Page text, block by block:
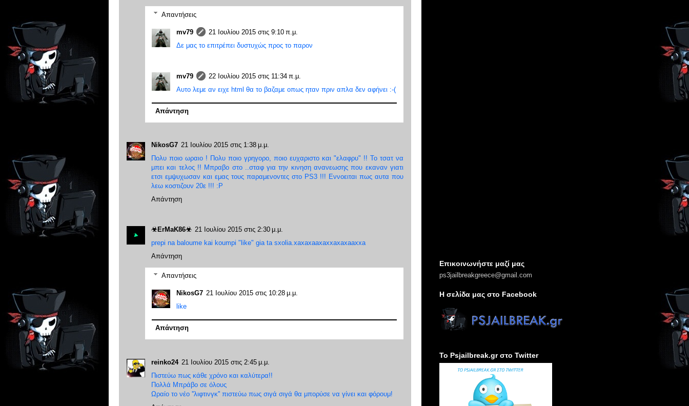
Απαντήσεις
mv79
21 Ιουλίου 2015 στις 9:10 π.μ.
Δε μας το επιτρέπει δυστυχώς προς το παρον
mv79
22 Ιουλίου 2015 στις 11:34 π.μ.
Αυτο λεμε αν ειχε html θα το βαζαμε οπως ηταν πριν απλα δεν αφήνει :-(
Απάντηση
NikosG7 21 Ιουλίου 2015 στις 1:38 μ.μ.
Πολυ ποιο ωραιο ! Πολυ ποιο γρηγορο, ποιο ευχαριστο και "ελαφρυ" !! Το τσατ να
μπει και τελος !! Μπραβο στο ..σταφ για την κινηση ανανεωσης που εκαναν γιατι
ετσι εμψυχωσαν και εμας τους παραμενοντες στο PS3 !!! Εννοειται πως αυτα που
λεω κοστιζουν 20ε !!! :P
Απάντηση
☣ErMaK86☣ 21 Ιουλίου 2015 στις 2:30 μ.μ.
prepi na baloume kai koumpi "like" gia ta sxolia.xaxaxaaxaxxaxaxaaxxa
Απάντηση
Απαντήσεις
NikosG7 21 Ιουλίου 2015 στις 10:28 μ.μ.
like
Απάντηση
reinko24 21 Ιουλίου 2015 στις 2:45 μ.μ.
Πιστεύω πως κάθε χρόνο και καλύτερα!!
Πολλά Μπράβο σε όλους
Ωραίο το νέο ''λιφτινγκ'' πιστεύω πως σιγά σιγά θα μπορύσε να γίνει και φόρουμ!
Επικοινωνήστε μαζί μας
ps3jailbreakgreece@gmail.com
H σελίδα μας στο Facebook
Το Psjailbreak.gr στο Twitter